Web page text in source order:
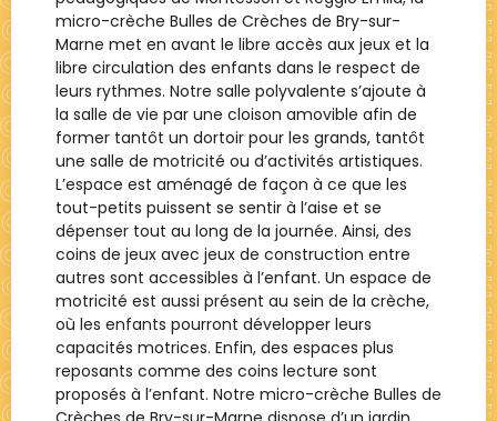
micro-crèche Bulles de Crèches de Bry-sur-
Marne met en avant le libre accès aux jeux et la
libre circulation des enfants dans le respect de
leurs rythmes. Notre salle polyvalente s’ajoute à
la salle de vie par une cloison amovible afin de
former tantôt un dortoir pour les grands, tantôt
une salle de motricité ou d’activités artistiques.
L’espace est aménagé de façon à ce que les
tout-petits puissent se sentir à l’aise et se
dépenser tout au long de la journée. Ainsi, des
coins de jeux avec jeux de construction entre
autres sont accessibles à l’enfant. Un espace de
motricité est aussi présent au sein de la crèche,
où les enfants pourront développer leurs
capacités motrices. Enfin, des espaces plus
reposants comme des coins lecture sont
proposés à l’enfant. Notre micro-crèche Bulles de